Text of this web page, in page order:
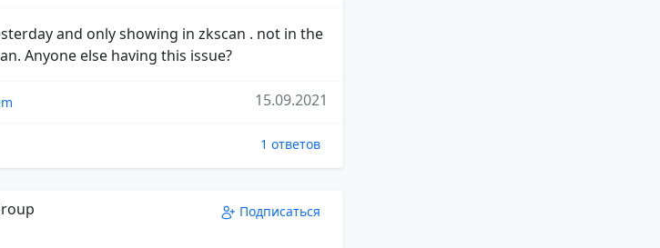
and only showing in zkscan . not in the
Anyone else having this issue?
15.09.2021
1 ответов
Подписаться